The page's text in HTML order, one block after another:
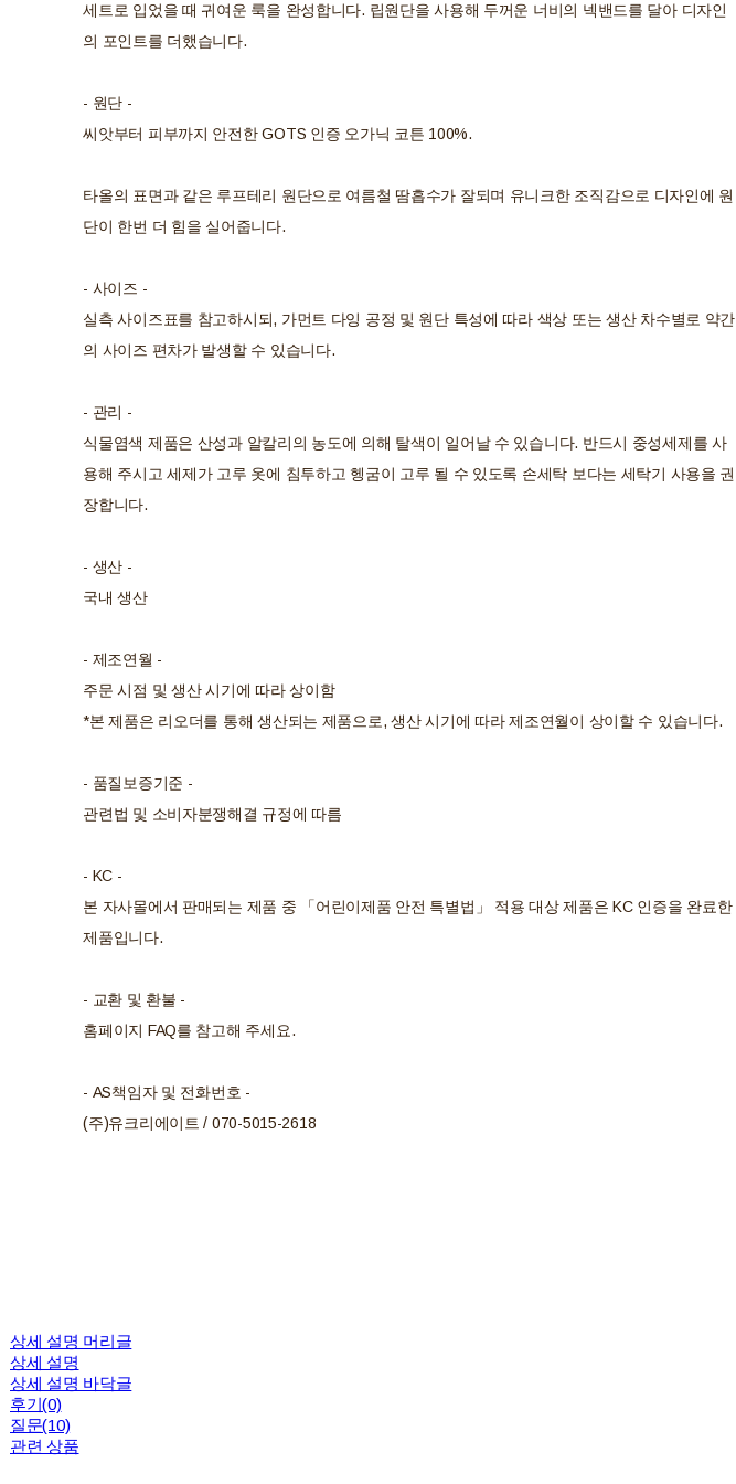
세트로 입었을 때 귀여운 룩을 완성합니다. 립원단을 사용해 두꺼운 너비의 넥밴드를 달아 디자인
의 포인트를 더했습니다.
- 원단 -
씨앗부터 피부까지 안전한 GOTS 인증 오가닉 코튼 100%.
타올의 표면과 같은 루프테리 원단으로 여름철 땀흡수가 잘되며 유니크한 조직감으로 디자인에 원
단이 한번 더 힘을 실어줍니다.
- 사이즈 -
실측 사이즈표를 참고하시되, 가먼트 다잉 공정 및 원단 특성에 따라 색상 또는 생산 차수별로 약간
의 사이즈 편차가 발생할 수 있습니다.
- 관리 -
식물염색 제품은 산성과 알칼리의 농도에 의해 탈색이 일어날 수 있습니다. 반드시 중성세제를 사
용해 주시고 세제가 고루 옷에 침투하고 헹굼이 고루 될 수 있도록 손세탁 보다는 세탁기 사용을 권
장합니다.
- 생산 -
국내 생산
- 제조연월 -
주문 시점 및 생산 시기에 따라 상이함
*본 제품은 리오더를 통해 생산되는 제품으로, 생산 시기에 따라 제조연월이 상이할 수 있습니다.
- 품질보증기준 -
관련법 및 소비자분쟁해결 규정에 따름
- KC -
본 자사몰에서 판매되는 제품 중 「어린이제품 안전 특별법」 적용 대상 제품은 KC 인증을 완료한
제품입니다.
- 교환 및 환불 -
홈페이지 FAQ를 참고해 주세요.
- AS책임자 및 전화번호 -
(주)유크리에이트 / 070-5015-2618
상세 설명 머리글
상세 설명
상세 설명 바닥글
후기(0)
질문(10)
관련 상품